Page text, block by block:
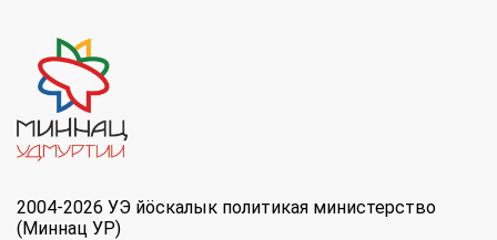
2004-2026 УЭ йöскалык политикая министерство
(Миннац УР)